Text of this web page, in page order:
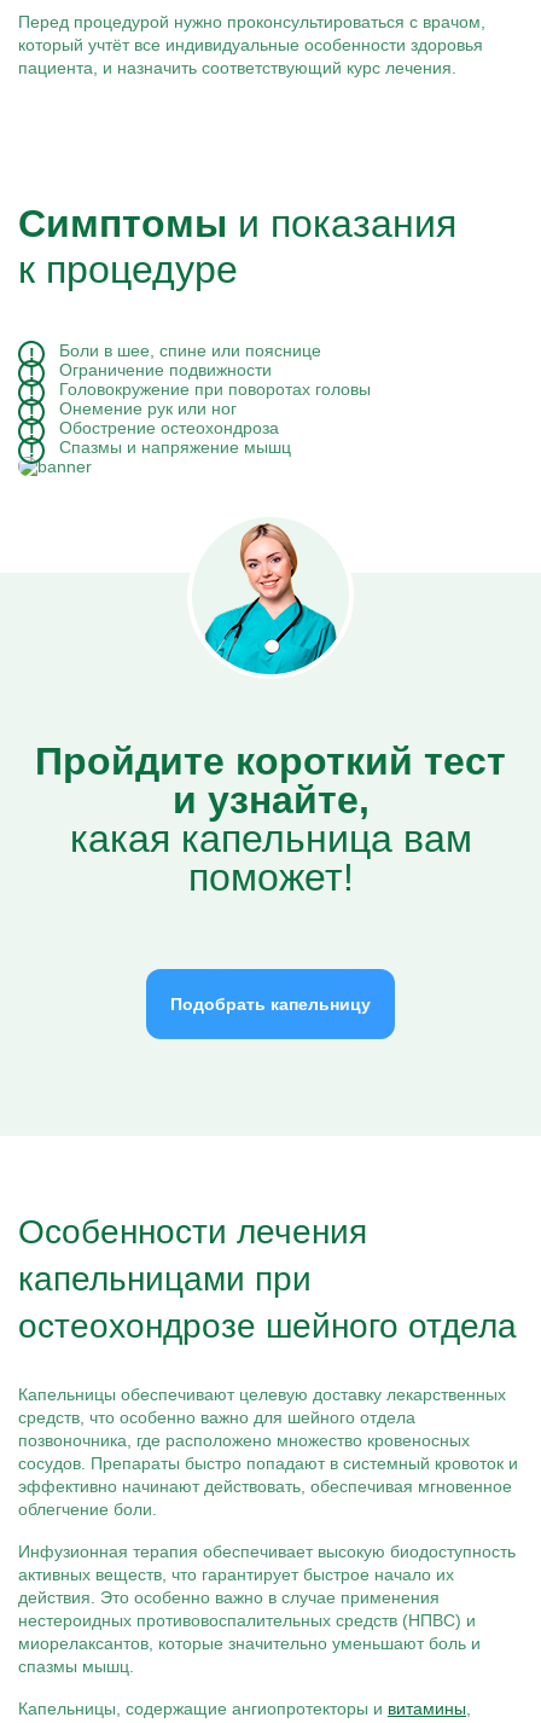
Перед процедурой нужно проконсультироваться с врачом,
который учтёт все индивидуальные особенности здоровья
пациента, и назначить соответствующий курс лечения.
Симптомы и показания
к процедуре
Боли в шее, спине или пояснице
Ограничение подвижности
Головокружение при поворотах головы
Онемение рук или ног
Обострение остеохондроза
Спазмы и напряжение мышц
Пройдите короткий тест
и узнайте,
какая капельница вам
поможет!
Подобрать капельницу
Особенности лечения
капельницами при
остеохондрозе шейного отдела
Капельницы обеспечивают целевую доставку лекарственных
средств, что особенно важно для шейного отдела
позвоночника, где расположено множество кровеносных
сосудов. Препараты быстро попадают в системный кровоток и
эффективно начинают действовать, обеспечивая мгновенное
облегчение боли.
Инфузионная терапия обеспечивает высокую биодоступность
активных веществ, что гарантирует быстрое начало их
действия. Это особенно важно в случае применения
нестероидных противовоспалительных средств (НПВС) и
миорелаксантов, которые значительно уменьшают боль и
спазмы мышц.
Капельницы, содержащие ангиопротекторы и витамины